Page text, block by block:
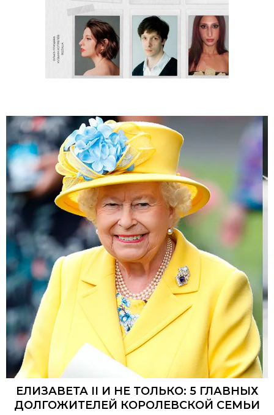
ЕЛИЗАВЕТА II И НЕ ТОЛЬКО: 5 ГЛАВНЫХ
ДОЛГОЖИТЕЛЕЙ КОРОЛЕВСКОЙ СЕМЬИ